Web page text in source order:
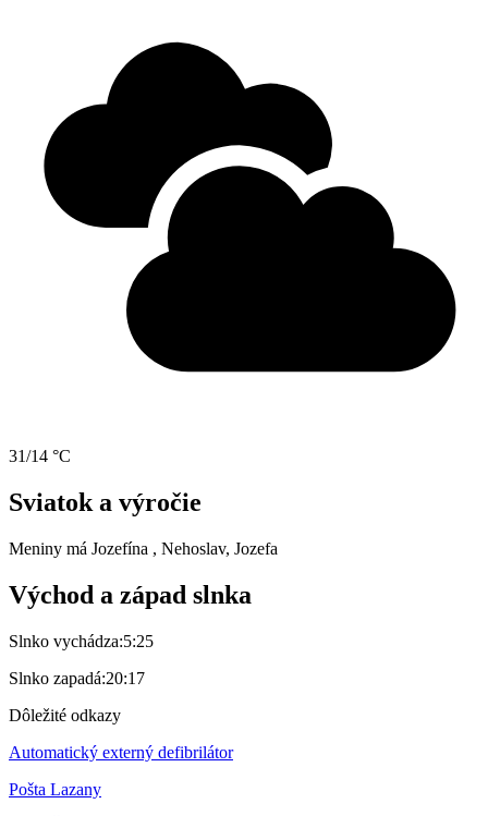
31/14 °C
Sviatok a výročie
Meniny má Jozefína , Nehoslav, Jozefa
Východ a západ slnka
Slnko vychádza:5:25
Slnko zapadá:20:17
Dôležité odkazy
Automatický externý defibrilátor
Pošta Lazany